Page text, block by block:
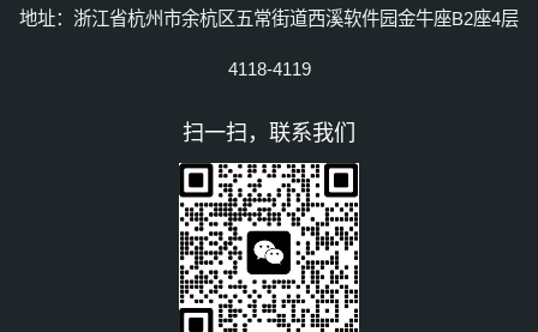
地址：浙江省杭州市余杭区五常街道西溪软件园金牛座B2座4层
4118-4119
扫一扫，联系我们